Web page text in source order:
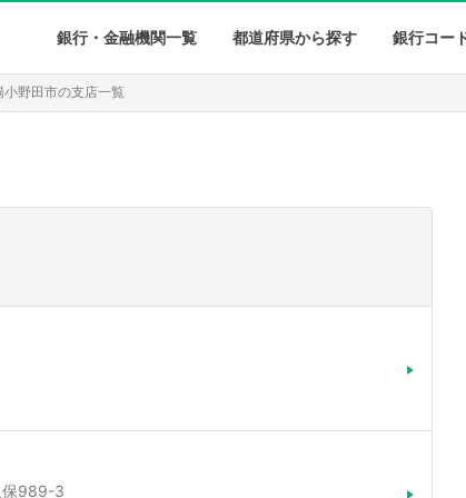
銀行・金融機関一覧 都道府県から探す 銀行コー
小野田市の支店一覧
保989-3